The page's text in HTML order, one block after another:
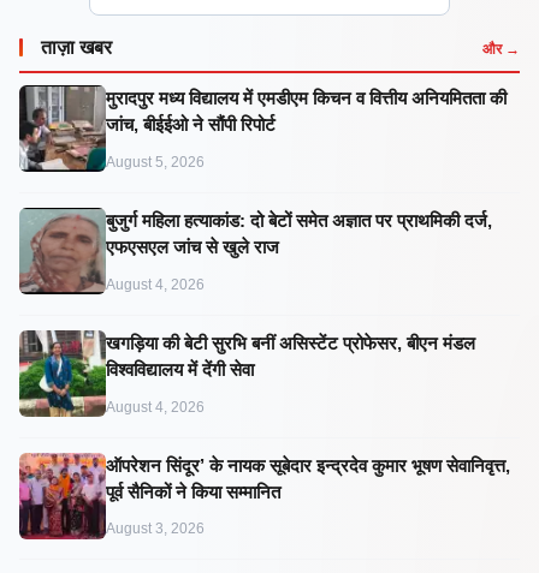
ताज़ा खबर और →
मुरादपुर मध्य विद्यालय में एमडीएम किचन व वित्तीय अनियमितता की
जांच, बीईईओ ने सौंपी रिपोर्ट
August 5, 2026
बुजुर्ग महिला हत्याकांड: दो बेटों समेत अज्ञात पर प्राथमिकी दर्ज,
एफएसएल जांच से खुले राज
August 4, 2026
खगड़िया की बेटी सुरभि बनीं असिस्टेंट प्रोफेसर, बीएन मंडल
विश्वविद्यालय में देंगी सेवा
August 4, 2026
ऑपरेशन सिंदूर’ के नायक सूबेदार इन्द्रदेव कुमार भूषण सेवानिवृत्त,
पूर्व सैनिकों ने किया सम्मानित
August 3, 2026